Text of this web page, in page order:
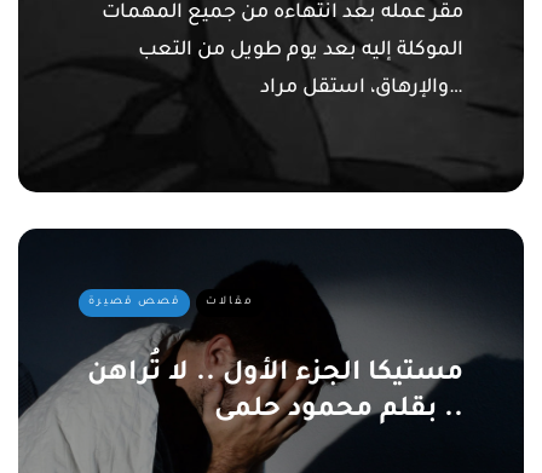
مقر عمله بعد انتهاءه من جميع المهمات
الموكلة إليه بعد يوم طويل من التعب
والإرهاق، استقل مراد…
قصص قصيرة مقالات
مستيكا الجزء الأول .. لا تُراهن
.. بقلم محمود حلمى